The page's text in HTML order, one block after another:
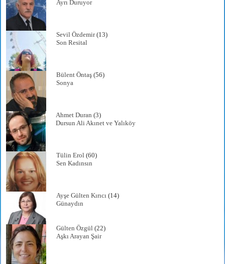
Ayrı Duruyor
Sevil Özdemir(13)
Son Resital
Bülent Öntaş (56)
Sonya
Ahmet Duran (3)
Dursun Ali Akınet ve Yalıköy
Tülin Erol (60)
Sen Kadınsın
Ayşe Gülten Kırıcı (14)
Günaydın
Gülten Özgül (22)
Aşkı Arayan Şair